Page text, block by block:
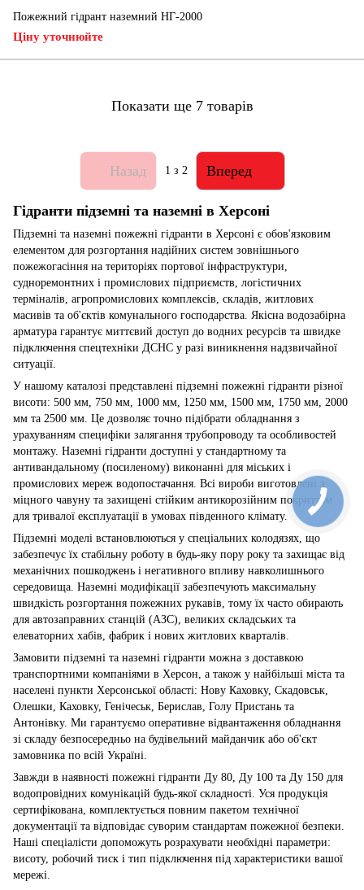
Пожежний гідрант наземний НГ-2000
Ціну уточнюйте
Показати ще 7 товарів
Назад 1 з 2 Вперед
Гідранти підземні та наземні в Херсоні
Підземні та наземні пожежні гідранти в Херсоні є обов'язковим
елементом для розгортання надійних систем зовнішнього
пожежогасіння на територіях портової інфраструктури,
судноремонтних і промислових підприємств, логістичних
терміналів, агропромислових комплексів, складів, житлових
масивів та об'єктів комунального господарства. Якісна водозабірна
арматура гарантує миттєвий доступ до водних ресурсів та швидке
підключення спецтехніки ДСНС у разі виникнення надзвичайної
ситуації.
У нашому каталозі представлені підземні пожежні гідранти різної
висоти: 500 мм, 750 мм, 1000 мм, 1250 мм, 1500 мм, 1750 мм, 2000
мм та 2500 мм. Це дозволяє точно підібрати обладнання з
урахуванням специфіки залягання трубопроводу та особливостей
монтажу. Наземні гідранти доступні у стандартному та
антивандальному (посиленому) виконанні для міських і
промислових мереж водопостачання. Всі вироби виготовлені з
міцного чавуну та захищені стійким антикорозійним покриттям
для тривалої експлуатації в умовах південного клімату.
Підземні моделі встановлюються у спеціальних колодязях, що
забезпечує їх стабільну роботу в будь-яку пору року та захищає від
механічних пошкоджень і негативного впливу навколишнього
середовища. Наземні модифікації забезпечують максимальну
швидкість розгортання пожежних рукавів, тому їх часто обирають
для автозаправних станцій (АЗС), великих складських та
елеваторних хабів, фабрик і нових житлових кварталів.
Замовити підземні та наземні гідранти можна з доставкою
транспортними компаніями в Херсон, а також у найбільші міста та
населені пункти Херсонської області: Нову Каховку, Скадовськ,
Олешки, Каховку, Генічеськ, Берислав, Голу Пристань та
Антонівку. Ми гарантуємо оперативне відвантаження обладнання
зі складу безпосередньо на будівельний майданчик або об'єкт
замовника по всій Україні.
Завжди в наявності пожежні гідранти Ду 80, Ду 100 та Ду 150 для
водопровідних комунікацій будь-якої складності. Уся продукція
сертифікована, комплектується повним пакетом технічної
документації та відповідає суворим стандартам пожежної безпеки.
Наші спеціалісти допоможуть розрахувати необхідні параметри:
висоту, робочий тиск і тип підключення під характеристики вашої
мережі.